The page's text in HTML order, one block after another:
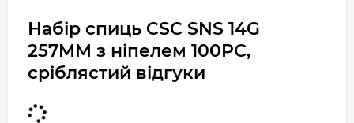
Набір спиць CSC SNS 14G
257MM з ніпелем 100PC,
сріблястий відгуки